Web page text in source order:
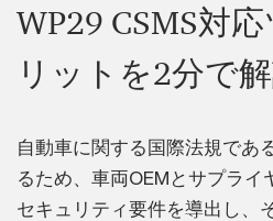
WP29 CSMS対
リットを2分で
自動車に関する国際法規であ
るため、車両OEMとサプライ
セキュリティ要件を導出し、